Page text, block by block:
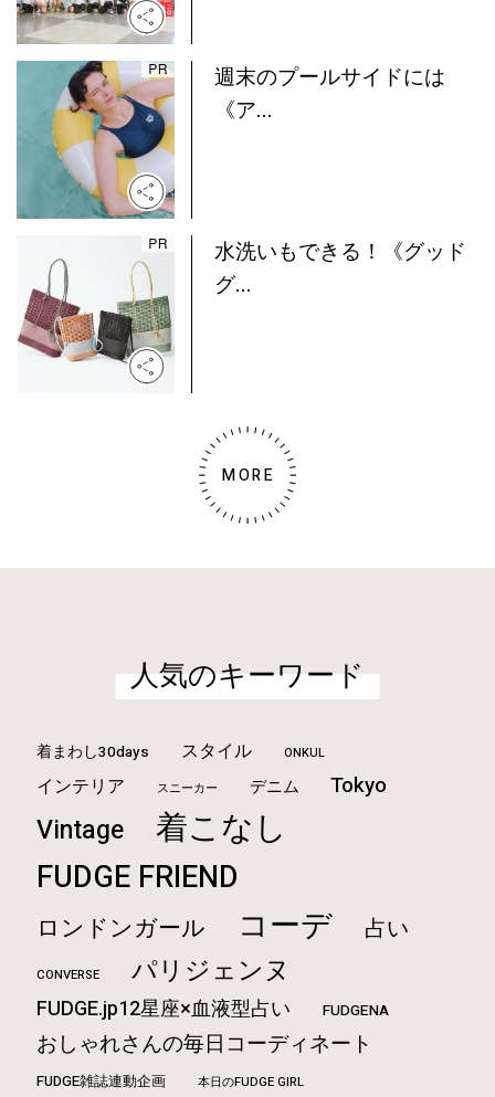
週末のプールサイドには
《ア...
水洗いもできる！《グッド
グ...
MORE
人気のキーワード
着まわし30days スタイル ONKUL
インテリア スニーカー デニム Tokyo
Vintage 着こなし
FUDGE FRIEND
ロンドンガール コーデ 占い
CONVERSE パリジェンヌ
FUDGE.jp12星座×血液型占い FUDGENA
おしゃれさんの毎日コーディネート
FUDGE雑誌連動企画 本日のFUDGE GIRL